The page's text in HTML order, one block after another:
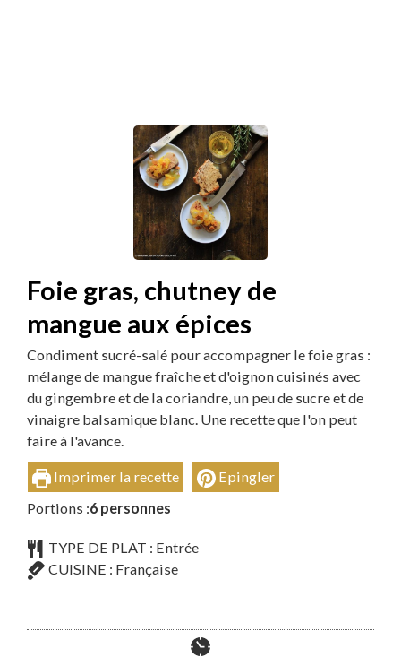
Foie gras, chutney de
mangue aux épices
Condiment sucré-salé pour accompagner le foie gras :
mélange de mangue fraîche et d'oignon cuisinés avec
du gingembre et de la coriandre, un peu de sucre et de
vinaigre balsamique blanc. Une recette que l'on peut
faire à l'avance.
Imprimer la recette
Epingler
Portions :6 personnes
TYPE DE PLAT : Entrée
CUISINE : Française